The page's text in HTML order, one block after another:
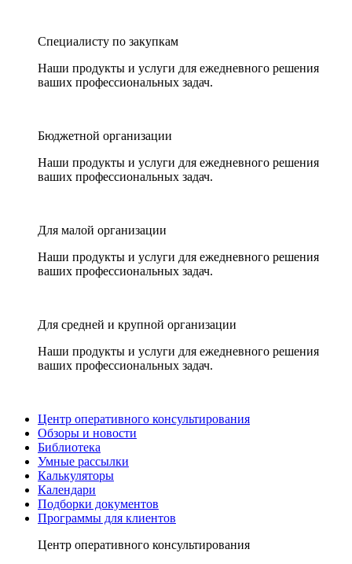
Специалисту по закупкам
Наши продукты и услуги для ежедневного решения
ваших профессиональных задач.
Бюджетной организации
Наши продукты и услуги для ежедневного решения
ваших профессиональных задач.
Для малой организации
Наши продукты и услуги для ежедневного решения
ваших профессиональных задач.
Для средней и крупной организации
Наши продукты и услуги для ежедневного решения
ваших профессиональных задач.
Центр оперативного консультирования
Обзоры и новости
Библиотека
Умные рассылки
Калькуляторы
Календари
Подборки документов
Программы для клиентов
Центр оперативного консультирования